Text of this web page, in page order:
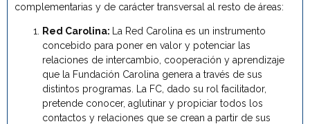
complementarias y de carácter transversal al resto de áreas:
Red Carolina:
La Red Carolina es un instrumento
concebido para poner en valor y potenciar las
relaciones de intercambio, cooperación y aprendizaje
que la Fundación Carolina genera a través de sus
distintos programas. La FC, dado su rol facilitador,
pretende conocer, aglutinar y propiciar todos los
contactos y relaciones que se crean a partir de sus